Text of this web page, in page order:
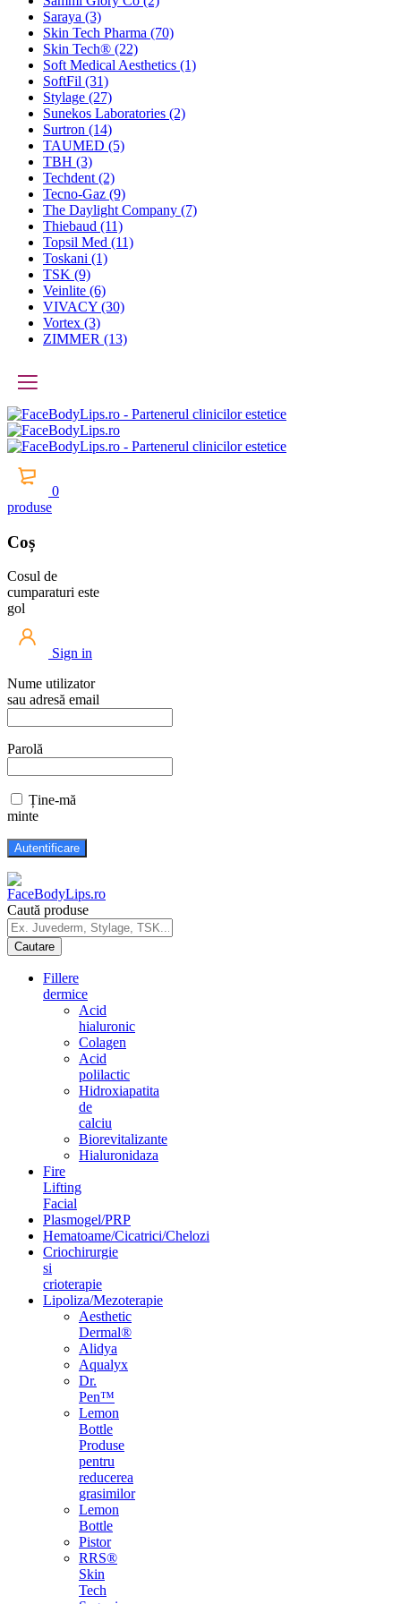
Saraya (3)
Skin Tech Pharma (70)
Skin Tech® (22)
Soft Medical Aesthetics (1)
SoftFil (31)
Stylage (27)
Sunekos Laboratories (2)
Surtron (14)
TAUMED (5)
TBH (3)
Techdent (2)
Tecno-Gaz (9)
The Daylight Company (7)
Thiebaud (11)
Topsil Med (11)
Toskani (1)
TSK (9)
Veinlite (6)
VIVACY (30)
Vortex (3)
ZIMMER (13)
0
produse
Coș
Cosul de
cumparaturi este
gol
Sign in
Nume utilizator
sau adresă email
Parolă
Ține-mă
minte
Caută produse
Fillere
dermice
Acid
hialuronic
Colagen
Acid
polilactic
Hidroxiapatita
de
calciu
Biorevitalizante
Hialuronidaza
Fire
Lifting
Facial
Plasmogel/PRP
Hematoame/Cicatrici/Chelozi
Criochirurgie
si
crioterapie
Lipoliza/Mezoterapie
Aesthetic
Dermal®
Alidya
Aqualyx
Dr.
Pen™
Lemon
Bottle
Produse
pentru
reducerea
grasimilor
Lemon
Bottle
Pistor
RRS®
Skin
Tech